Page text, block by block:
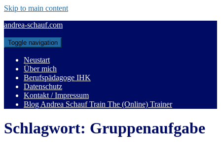
Skip to main content
andrea-schauf.com
Toggle navigation
Neustart
Über mich
Berufspädagoge IHK
Datenschutz
Kontakt / Impressum
Blog Andrea Schauf Train The (Online) Trainer
Schlagwort: Gruppenaufgabe